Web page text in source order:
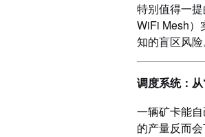
特别值得一
WiFi Mesh）
知的盲区风险
调度系统：
一辆矿卡能
的产量反而